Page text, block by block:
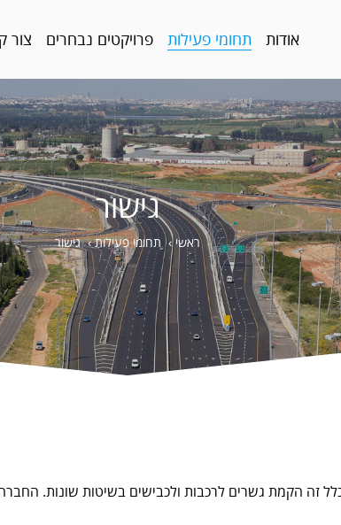
אודות תחומי פעילות פרויקטים נבחרים צור
גישור
ראשי› תחומי פעילות› גישור
זה הקמת גשרים לרכבות ולכבישים בשיטות שונות.